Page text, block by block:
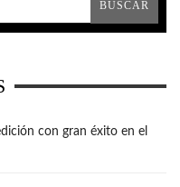
con gran éxito en el